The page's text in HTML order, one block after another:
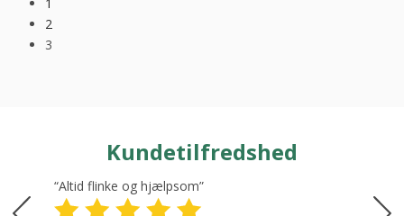
2
3
Kundetilfredshed
“Altid flinke og hjælpsom”